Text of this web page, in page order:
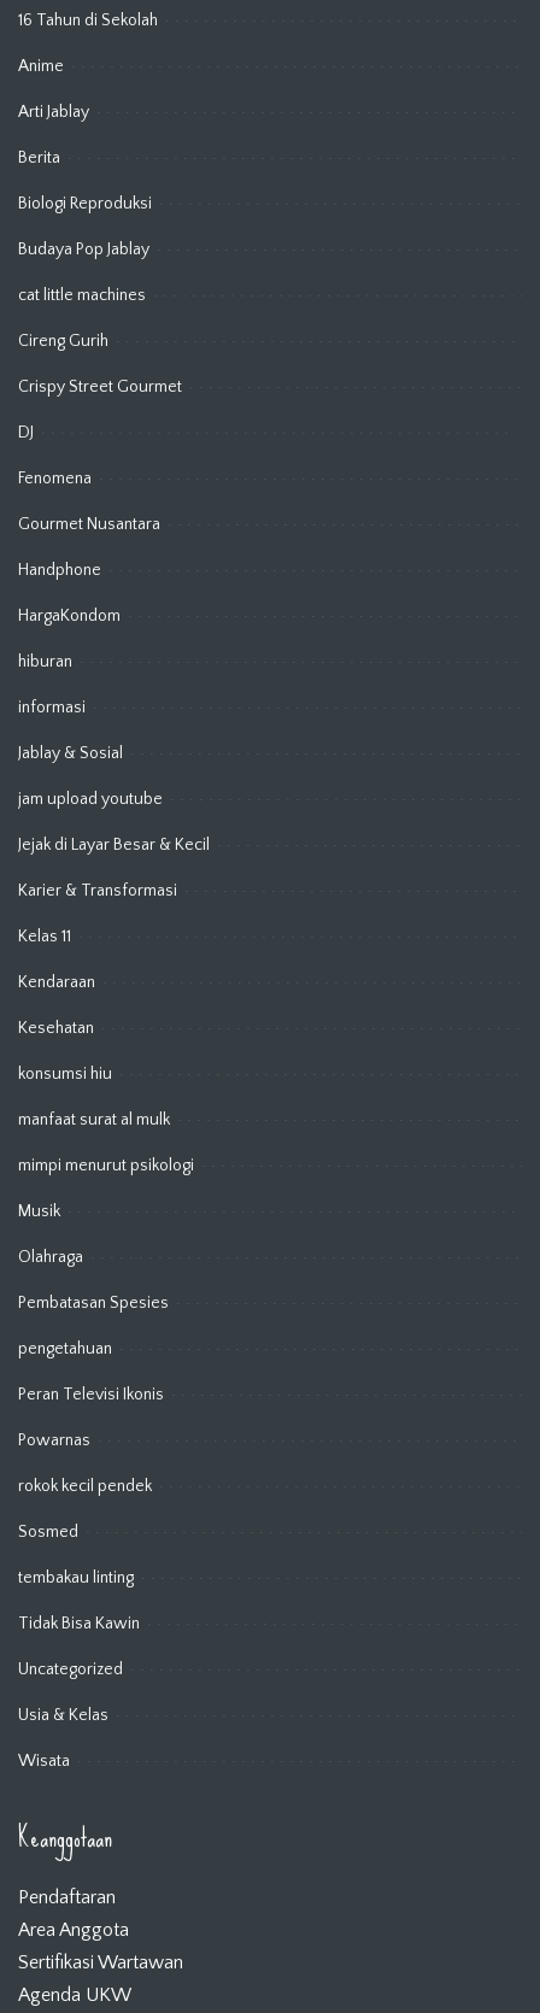
16 Tahun di Sekolah
Anime
Arti Jablay
Berita
Biologi Reproduksi
Budaya Pop Jablay
cat little machines
Cireng Gurih
Crispy Street Gourmet
DJ
Fenomena
Gourmet Nusantara
Handphone
HargaKondom
hiburan
informasi
Jablay & Sosial
jam upload youtube
Jejak di Layar Besar & Kecil
Karier & Transformasi
Kelas 11
Kendaraan
Kesehatan
konsumsi hiu
manfaat surat al mulk
mimpi menurut psikologi
Musik
Olahraga
Pembatasan Spesies
pengetahuan
Peran Televisi Ikonis
Powarnas
rokok kecil pendek
Sosmed
tembakau linting
Tidak Bisa Kawin
Uncategorized
Usia & Kelas
Wisata
Keanggotaan
Pendaftaran
Area Anggota
Sertifikasi Wartawan
Agenda UKW